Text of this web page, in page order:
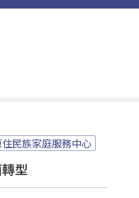
民族家庭服務中心
型